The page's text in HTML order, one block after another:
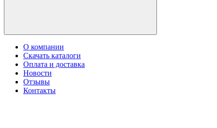
О компании
Скачать каталоги
Оплата и доставка
Новости
Отзывы
Контакты